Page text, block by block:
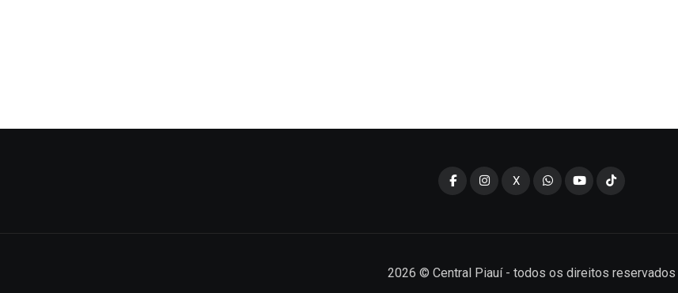
X
2026 © Central Piauí - todos os direitos reservados